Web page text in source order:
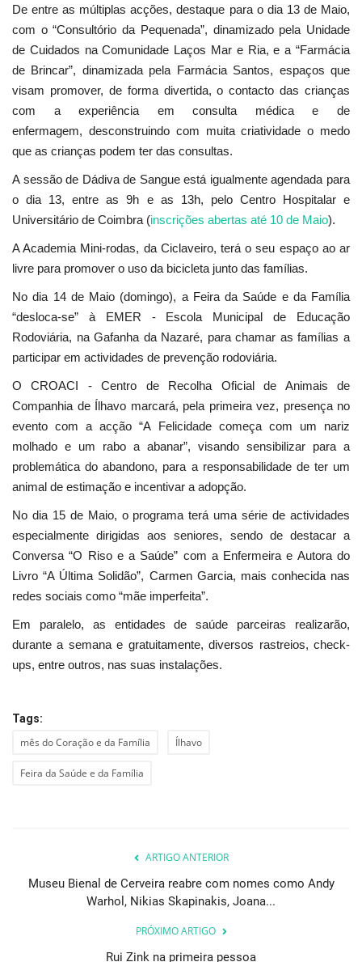
De entre as múltiplas acções, destaque para o dia 13 de Maio,
com o “Consultório da Pequenada”, dinamizado pela Unidade
de Cuidados na Comunidade Laços Mar e Ria, e a “Farmácia
de Brincar”, dinamizada pela Farmácia Santos, espaços que
visam promover, de forma divertida, o contacto das crianças
com a experiência em consulta médica e de
enfermagem, desconstruindo com muita criatividade o medo
que as crianças podem ter das consultas.
A sessão de Dádiva de Sangue está igualmente agendada para
o dia 13, entre as 9h e as 13h, pelo Centro Hospitalar e
Universitário de Coimbra (inscrições abertas até 10 de Maio).
A Academia Mini-rodas, da Ciclaveiro, terá o seu espaço ao ar
livre para promover o uso da bicicleta junto das famílias.
No dia 14 de Maio (domingo), a Feira da Saúde e da Família
“desloca-se” à EMER - Escola Municipal de Educação
Rodoviária, na Gafanha da Nazaré, para chamar as famílias a
participar em actividades de prevenção rodoviária.
O CROACI - Centro de Recolha Oficial de Animais de
Companhia de Ílhavo marcará, pela primeira vez, presença no
evento com a acção “A Felicidade começa com um nariz
molhado e um rabo a abanar”, visando sensibilizar para a
problemática do abandono, para a responsabilidade de ter um
animal de estimação e incentivar a adopção.
No dia 15 de Maio, o programa terá uma série de actividades
especialmente dirigidas aos seniores, sendo de destacar a
Conversa “O Riso e a Saúde” com a Enfermeira e Autora do
Livro “A Última Solidão”, Carmen Garcia, mais conhecida nas
redes sociais como “mãe imperfeita”.
Em paralelo, as entidades de saúde parceiras realizarão,
durante a semana e gratuitamente, diversos rastreios, check-
ups, entre outros, nas suas instalações.
Tags:
mês do Coração e da Família Ílhavo
Feira da Saúde e da Família
ARTIGO ANTERIOR
Museu Bienal de Cerveira reabre com nomes como Andy
Warhol, Nikias Skapinakis, Joana...
PRÓXIMO ARTIGO
Rui Zink na primeira pessoa